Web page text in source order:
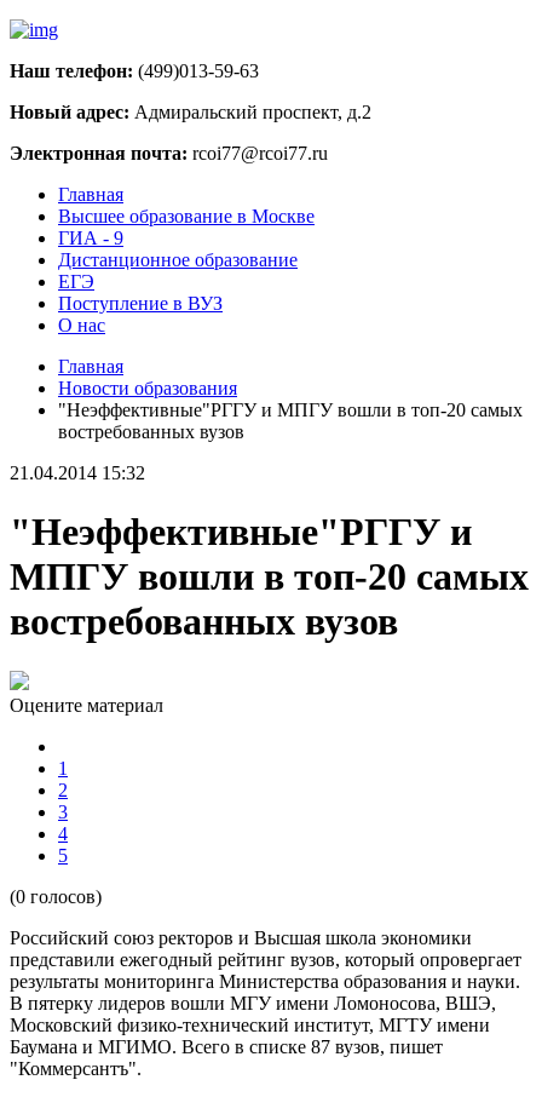
Наш телефон: (499)013-59-63
Новый адрес: Адмиральский проспект, д.2
Электронная почта: rcoi77@rcoi77.ru
Главная
Высшее образование в Москве
ГИА - 9
Дистанционное образование
ЕГЭ
Поступление в ВУЗ
О нас
Главная
Новости образования
"Неэффективные"РГГУ и МПГУ вошли в топ-20 самых
востребованных вузов
21.04.2014 15:32
"Неэффективные"РГГУ и
МПГУ вошли в топ-20 самых
востребованных вузов
Оцените материал
1
2
3
4
5
(0 голосов)
Российский союз ректоров и Высшая школа экономики
представили ежегодный рейтинг вузов, который опровергает
результаты мониторинга Министерства образования и науки.
В пятерку лидеров вошли МГУ имени Ломоносова, ВШЭ,
Московский физико-технический институт, МГТУ имени
Баумана и МГИМО. Всего в списке 87 вузов, пишет
"Коммерсантъ".